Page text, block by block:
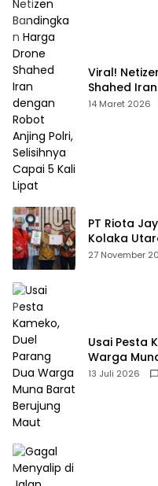
Viral!
Shahed
Selisihnya
14 Maret 2026
PT Riota
Kolaka
Dua
27 November
Usai Pesta
Warga
13 Juli 2026